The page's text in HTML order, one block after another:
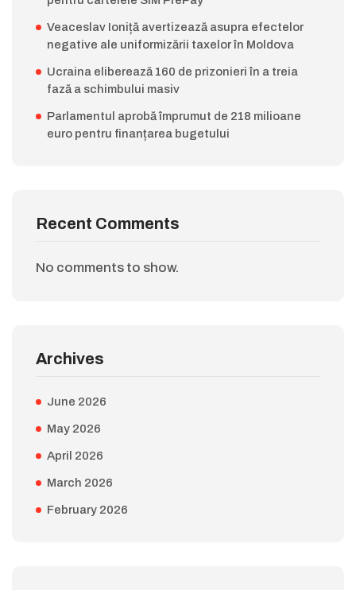
Veaceslav Ioniță avertizează asupra efectelor
negative ale uniformizării taxelor în Moldova
Ucraina eliberează 160 de prizonieri în a treia
fază a schimbului masiv
Parlamentul aprobă împrumut de 218 milioane
euro pentru finanțarea bugetului
Recent Comments
No comments to show.
Archives
June 2026
May 2026
April 2026
March 2026
February 2026